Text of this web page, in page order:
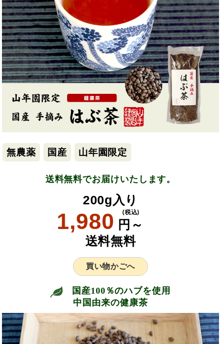
無農薬 国産 山年園限定
送料無料でお届けいたします。
200g入り
1,980 円～
(税込)
送料無料
買い物かごへ
国産100％のハブを使用
中国由来の健康茶